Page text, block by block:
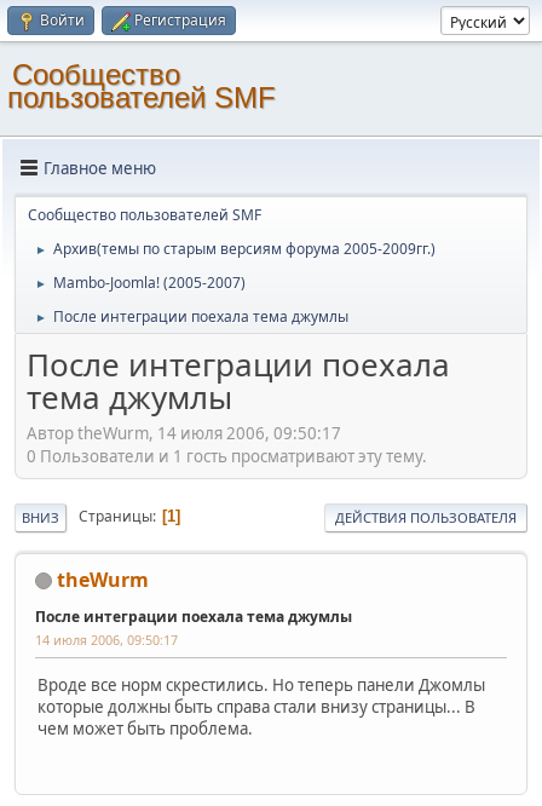
Войти Регистрация
Cообщество
пользователей SMF
Главное меню
Cообщество пользователей SMF
► Архив(темы по старым версиям форума 2005-2009гг.)
► Mambo-Joomla! (2005-2007)
► После интеграции поехала тема джумлы
После интеграции поехала
тема джумлы
Автор theWurm, 14 июля 2006, 09:50:17
0 Пользователи и 1 гость просматривают эту тему.
ВНИЗ Страницы 1 ДЕЙСТВИЯ ПОЛЬЗОВАТЕЛЯ
theWurm
После интеграции поехала тема джумлы
14 июля 2006, 09:50:17
Вроде все норм скрестились. Но теперь панели Джомлы
которые должны быть справа стали внизу страницы... В
чем может быть проблема.